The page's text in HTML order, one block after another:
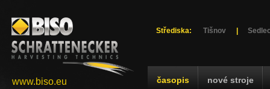
Střediska: Tišnov
časopis nové stroje
www.biso.eu